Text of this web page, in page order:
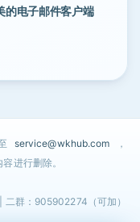
电子邮件客户端
service@wkhub.com
，
进行删除。
群：905902274（可加）